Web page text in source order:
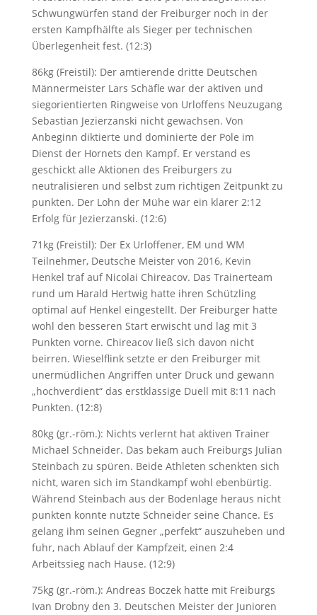
Schwungwürfen stand der Freiburger noch in der
ersten Kampfhälfte als Sieger per technischen
Überlegenheit fest. (12:3)
86kg (Freistil): Der amtierende dritte Deutschen
Männermeister Lars Schäfle war der aktiven und
siegorientierten Ringweise von Urloffens Neuzugang
Sebastian Jezierzanski nicht gewachsen. Von
Anbeginn diktierte und dominierte der Pole im
Dienst der Hornets den Kampf. Er verstand es
geschickt alle Aktionen des Freiburgers zu
neutralisieren und selbst zum richtigen Zeitpunkt zu
punkten. Der Lohn der Mühe war ein klarer 2:12
Erfolg für Jezierzanski. (12:6)
71kg (Freistil): Der Ex Urloffener, EM und WM
Teilnehmer, Deutsche Meister von 2016, Kevin
Henkel traf auf Nicolai Chireacov. Das Trainerteam
rund um Harald Hertwig hatte ihren Schützling
optimal auf Henkel eingestellt. Der Freiburger hatte
wohl den besseren Start erwischt und lag mit 3
Punkten vorne. Chireacov ließ sich davon nicht
beirren. Wieselflink setzte er den Freiburger mit
unermüdlichen Angriffen unter Druck und gewann
„hochverdient“ das erstklassige Duell mit 8:11 nach
Punkten. (12:8)
80kg (gr.-röm.): Nichts verlernt hat aktiven Trainer
Michael Schneider. Das bekam auch Freiburgs Julian
Steinbach zu spüren. Beide Athleten schenkten sich
nicht, waren sich im Standkampf wohl ebenbürtig.
Während Steinbach aus der Bodenlage heraus nicht
punkten konnte nutzte Schneider seine Chance. Es
gelang ihm seinen Gegner „perfekt“ auszuheben und
fuhr, nach Ablauf der Kampfzeit, einen 2:4
Arbeitssieg nach Hause. (12:9)
75kg (gr.-röm.): Andreas Boczek hatte mit Freiburgs
Ivan Drobny den 3. Deutschen Meister der Junioren